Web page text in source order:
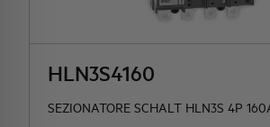
HLN3S4160
SEZIONATORE SCHALT HLN3S 4P